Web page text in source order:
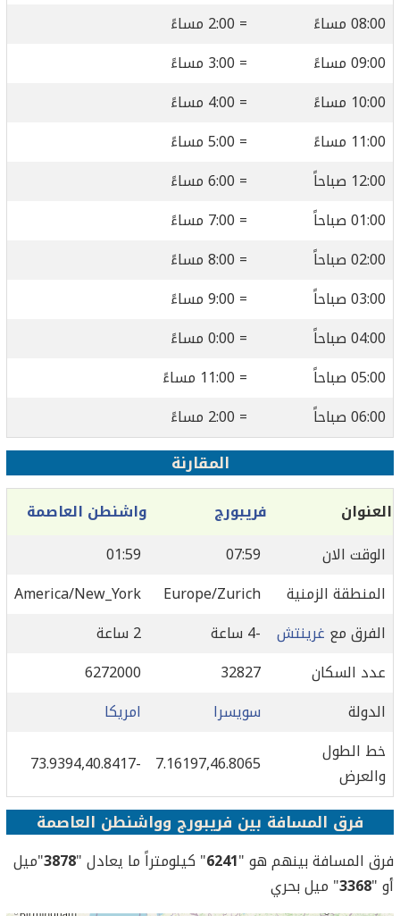
08:00 مساءً
= 2:00 مساءً
09:00 مساءً
= 3:00 مساءً
10:00 مساءً
= 4:00 مساءً
11:00 مساءً
= 5:00 مساءً
12:00 صباحاً
= 6:00 مساءً
01:00 صباحاً
= 7:00 مساءً
02:00 صباحاً
= 8:00 مساءً
03:00 صباحاً
= 9:00 مساءً
04:00 صباحاً
= 0:00 مساءً
05:00 صباحاً
= 11:00 مساءً
06:00 صباحاً
= 2:00 مساءً
المقارنة
العنوان فريبورج
واشنطن العاصمة
الوقت الان
07:59
01:59
المنطقة الزمنية
Europe/Zurich
America/New_York
الفرق مع غرينتش -4 ساعة
2 ساعة
عدد السكان
32827
6272000
الدولة
سويسرا
امريكا
خط الطول
والعرض
7.16197,46.8065
-73.9394,40.8417
فرق المسافة بين فريبورج وواشنطن العاصمة
فرق المسافة بينهم هو "6241" كيلومتراً ما يعادل "3878"ميل
أو "3368" ميل بحري